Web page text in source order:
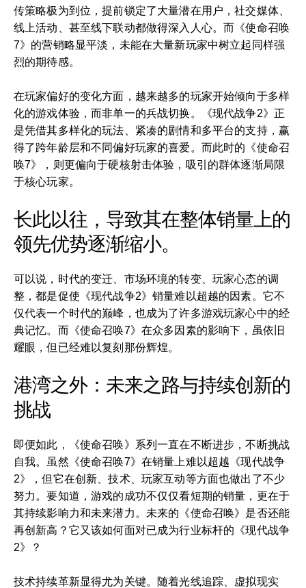
传策略极为到位，提前锁定了大量潜在用户，社交媒体、
线上活动、甚至线下联动都做得深入人心。而《使命召唤
7》的营销略显平淡，未能在大量新玩家中树立起同样强
烈的期待感。
在玩家偏好的变化方面，越来越多的玩家开始倾向于多样
化的游戏体验，而非单一的兵战切换。《现代战争2》正
是凭借其多样化的玩法、紧凑的剧情和多平台的支持，赢
得了跨年龄层和不同偏好玩家的喜爱。而此时的《使命召
唤7》，则更偏向于硬核射击体验，吸引的群体逐渐局限
于核心玩家。
长此以往，导致其在整体销量上的
领先优势逐渐缩小。
可以说，时代的变迁、市场环境的转变、玩家心态的调
整，都是促使《现代战争2》销量难以超越的因素。它不
仅代表一个时代的巅峰，也成为了许多游戏玩家心中的经
典记忆。而《使命召唤7》在众多因素的影响下，虽依旧
耀眼，但已经难以复刻那份辉煌。
港湾之外：未来之路与持续创新的
挑战
即便如此，《使命召唤》系列一直在不断进步，不断挑战
自我。虽然《使命召唤7》在销量上难以超越《现代战争
2》，但它在创新、技术、玩家互动等方面也做出了不少
努力。要知道，游戏的成功不仅仅看短期的销量，更在于
其持续影响力和未来潜力。未来的《使命召唤》是否还能
再创新高？它又该如何面对已成为行业标杆的《现代战争
2》？
技术持续革新显得尤为关键。随着光线追踪、虚拟现实